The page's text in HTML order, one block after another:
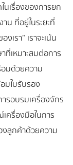
เรื่องของการยก
น ที่อยู่ในระยะที่
เรา” เราจะเน้น
เหมาะสมต่อการ
มด้วยความ
มใบรับรอง
รอบรมเครื่องจักร
ครื่องมือในการ
งลูกค้าด้วยความ